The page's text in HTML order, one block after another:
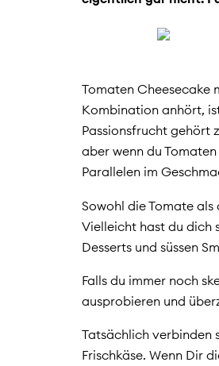
Tomaten Cheesecake
Kombination anhört,
Passionsfrucht gehört
aber wenn du
Parallelen im
Sowohl die Tomate
Vielleicht hast du dich
Desserts und süssen
Falls du immer noch
ausprobieren und
Tatsächlich verbinden
Frischkäse. Wenn Dir